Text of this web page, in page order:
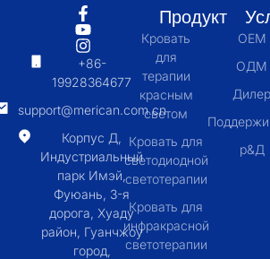
+86-
19928364677
support@merican.com.cn
Корпус Д,
Индустриальный
парк Имэй,
Фуюань, 3-я
дорога, Хуаду
район, Гуанчжоу
город,
Продукт
Кровать
для
терапии
красным
светом
Кровать для
светодиодной
светотерапии
Кровать для
инфракрасной
светотерапии
OEM
ОДМ
Дилер
р&Д